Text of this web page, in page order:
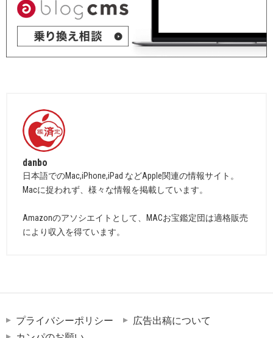
danbo
日本語でのMac,iPhone,iPad などApple関連の情報サイト。
Macに捉われず、様々な情報を掲載しています。
Amazonのアソシエイトとして、MACお宝鑑定団は適格販売
により収入を得ています。
プライバシーポリシー
広告出稿について